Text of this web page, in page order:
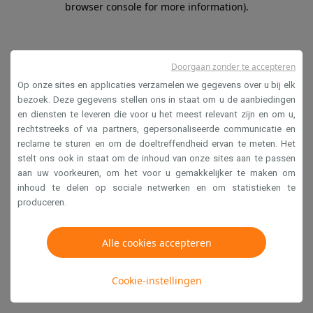
browser console for more information).
Op onze sites en applicaties verzamelen we gegevens over u bij elk
bezoek. Deze gegevens stellen ons in staat om u de aanbiedingen
en diensten te leveren die voor u het meest relevant zijn en om u,
rechtstreeks of via partners, gepersonaliseerde communicatie en
reclame te sturen en om de doeltreffendheid ervan te meten. Het
stelt ons ook in staat om de inhoud van onze sites aan te passen
aan uw voorkeuren, om het voor u gemakkelijker te maken om
inhoud te delen op sociale netwerken en om statistieken te
produceren.
Alle cookies accepteren
Cookie-instellingen
Doorgaan zonder te accepteren